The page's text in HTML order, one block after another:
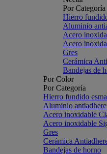
Por Categoría
Hierro
Aluminio
Acero
Acero
Gres
Cerámica
Bandejas de
Por Color
Por Categoría
Hierro fundido
Aluminio
Acero inoxidable
Acero inoxidable
Gres
Cerámica
Bandejas de horno